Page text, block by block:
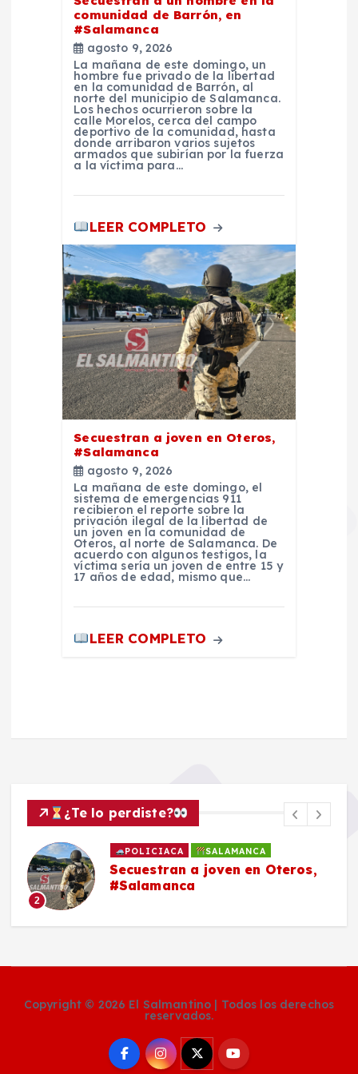
comunidad de Barrón, en
#Salamanca
agosto 9, 2026
La mañana de este domingo, un
hombre fue privado de la libertad
en la comunidad de Barrón, al
norte del municipio de Salamanca.
Los hechos ocurrieron sobre la
calle Morelos, cerca del campo
deportivo de la comunidad, hasta
donde arribaron varios sujetos
armados que subirían por la fuerza
a la víctima para…
LEER COMPLETO
Secuestran a joven en Oteros,
#Salamanca
agosto 9, 2026
La mañana de este domingo, el
sistema de emergencias 911
recibieron el reporte sobre la
privación ilegal de la libertad de
un joven en la comunidad de
Oteros, al norte de Salamanca. De
acuerdo con algunos testigos, la
víctima sería un joven de entre 15 y
17 años de edad, mismo que…
LEER COMPLETO
¿Te lo perdiste?
2
POLICIACA SALAMANCA
Secuestran a joven en Oteros,
#Salamanca
Copyright © 2026 El Salmantino | Todos los derechos
reservados.